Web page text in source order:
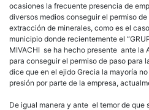
ocasiones la frecuente presencia de
diversos medios conseguir el permiso
extracción de minerales, como es el
municipio donde recientemente el
MIVACHI se ha hecho presente ante la
para conseguir el permiso de paso para
dice que en el ejido Grecia la mayoría
presión por parte de la empresa,
De igual manera y ante el temor de que